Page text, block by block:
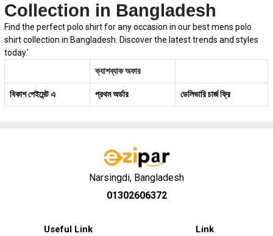
Collection in Bangladesh
Find the perfect polo shirt for any occasion in our best mens polo
shirt collection in Bangladesh. Discover the latest trends and styles
today.'
ক্যাশব্যাক অফার
বিকাশ পেইমেন্ট এ প্রথম অর্ডার ডেলিভারি চার্জ ফ্রি
Narsingdi, Bangladesh
01302606372
Useful Link Link